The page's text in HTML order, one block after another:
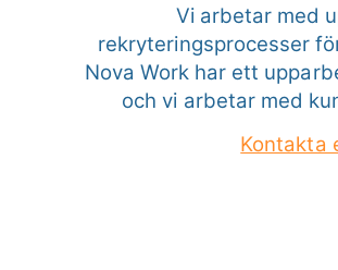
Vi arbetar med
rekryteringsprocesser
Nova Work har ett
och vi arbetar med
Kontakta